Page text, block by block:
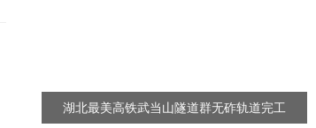
湖北最美高铁武当山隧道群无砟轨道完工